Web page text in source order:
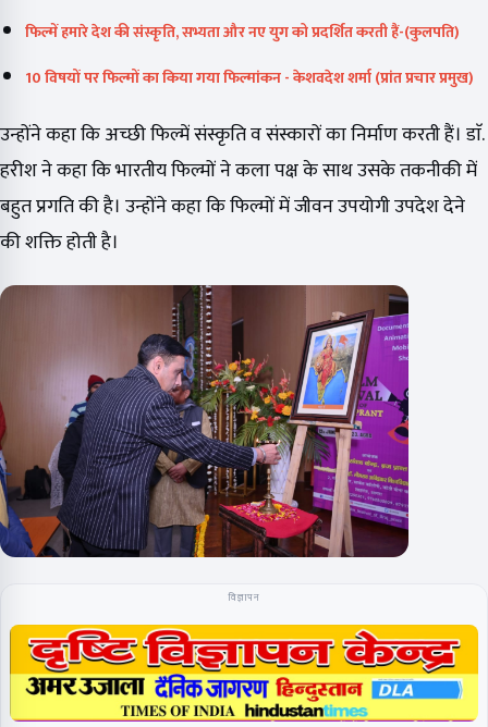
फिल्में हमारे देश की संस्कृति, सभ्यता और नए युग को प्रदर्शित करती हैं-(कुलपति)
10 विषयों पर फिल्मों का किया गया फिल्मांकन - केशवदेश शर्मा (प्रांत प्रचार प्रमुख)
उन्होंने कहा कि अच्छी फिल्में संस्कृति व संस्कारों का निर्माण करती हैं। डाॅ.
हरीश ने कहा कि भारतीय फिल्मों ने कला पक्ष के साथ उसके तकनीकी में
बहुत प्रगति की है। उन्होंने कहा कि फिल्मों में जीवन उपयोगी उपदेश देने
की शक्ति होती है।
विज्ञापन